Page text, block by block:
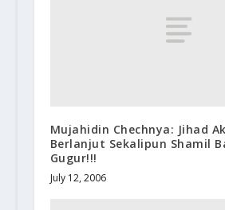
Mujahidin Chechnya: Jihad
Berlanjut Sekalipun Shamil
Gugur!!!
July 12, 2006